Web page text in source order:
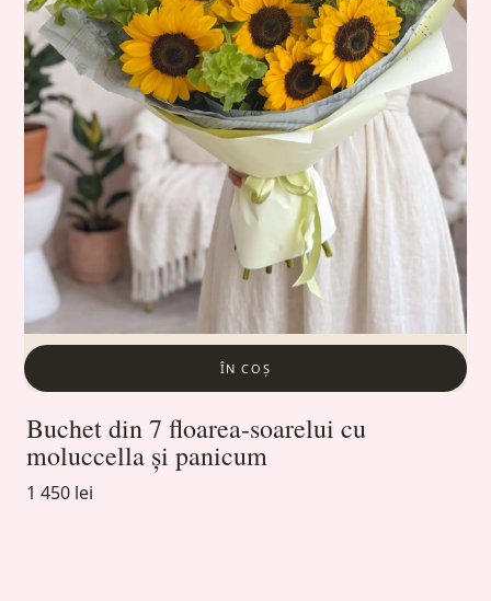
ÎN COȘ
Buchet din 7 floarea-soarelui cu
moluccella și panicum
1 450 lei